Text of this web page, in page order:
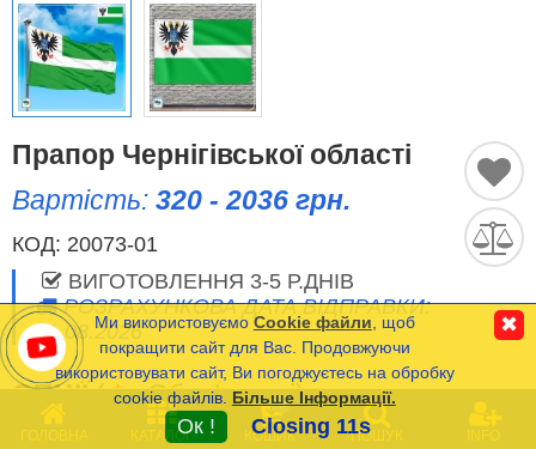
Спортивні Прапори
Етнічні Прапори
Прапори США (штатів)
Інші прапори
Порівняти
Список
(0)
Часті Питання (FAQ)
Оплата та Доставка
ГОЛОВНА КАТАЛОГ
0
КОШИК ПОШУК INFO
Прапор Чернігівської області
Вартість: 320 - 2036 грн.
КОД: 20073-01
ВИГОТОВЛЕННЯ 3-5 Р.ДНІВ
РОЗРАХУНКОВА ДАТА ВІДПРАВКИ:
11.08.2026
ОПЦІЇ(*- Обов’язкові)
РОЗМІР
Ми використовуємо Cookie файли , щоб
покращити сайт для Вас. Продовжуючи
використовувати сайт, Ви погоджуєтесь на обробку
cookie файлів. Більше Інформації.
Ок ! Closing 11s
✖